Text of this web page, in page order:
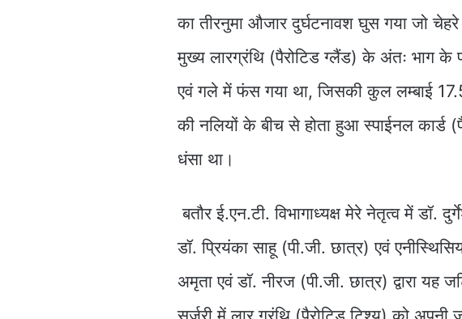
का तीरनुमा औजार दुर्घटनावश घुस गया जो
मुख्य लारग्रंथि (पैरोटिड ग्लैंड) के अंतः भाग
एवं गले में फंस गया था, जिसकी कुल लम्बाई
की नलियों के बीच से होता हुआ स्पाईनल कार्ड
धंसा था।
बतौर ई.एन.टी. विभागाध्यक्ष मेरे नेतृत्व में डॉ.
डॉ. प्रियंका साहू (पी.जी. छात्र) एवं
अमृता एवं डॉ. नीरज (पी.जी. छात्र) द्वारा यह